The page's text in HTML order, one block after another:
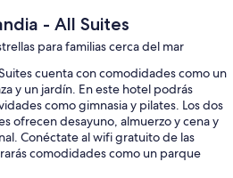
- All Suites
para familias cerca del mar
cuenta con comodidades como un
y un jardín. En este hotel podrás
como gimnasia y pilates. Los dos
ofrecen desayuno, almuerzo y cena y
Conéctate al wifi gratuito de las
comodidades como un parque